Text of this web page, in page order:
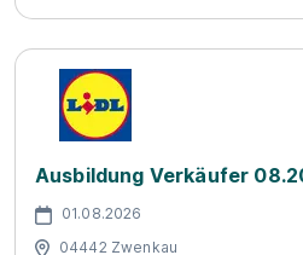
Ausbildung Verkäufer
01.08.2026
04442 Zwenkau